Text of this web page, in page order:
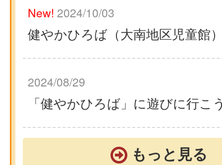
New! 2024/10/03
健やかひろば（大南地区児童館
2024/08/29
「健やかひろば」に遊びに行こ
もっと見る